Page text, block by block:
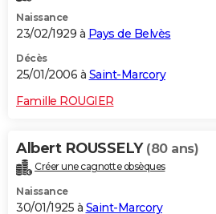
Naissance
23/02/1929 à Pays de Belvès
Décès
25/01/2006 à Saint-Marcory
Famille ROUGIER
Albert ROUSSELY (80 ans)
Créer une cagnotte obsèques
Naissance
30/01/1925 à Saint-Marcory